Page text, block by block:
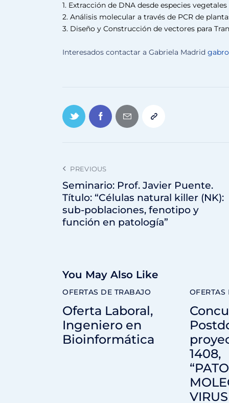
1. Extracción de DNA desde especies
2. Análisis molecular a través de PCR de
3. Diseño y Construcción de vectores para
Interesados contactar a Gabriela Madrid
PREVIOUS
Seminario: Prof. Javier Puente.
Título: “Células natural killer (NK):
sub-poblaciones, fenotipo y
función en patología”
You May Also Like
OFERTAS DE TRABAJO
Oferta Laboral,
Ingeniero en
Bioinformática
OFERTAS
1408,
VIRUS